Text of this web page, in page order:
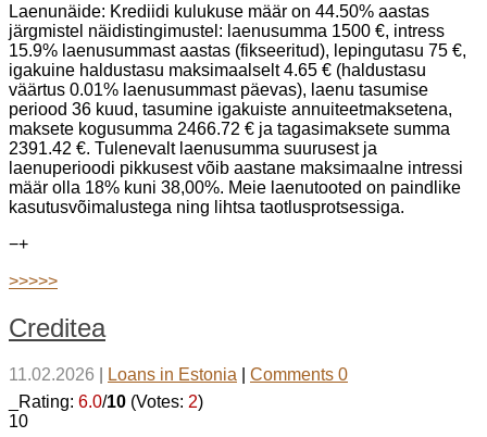
Laenunäide: Krediidi kulukuse määr on 44.50% aastas
järgmistel näidistingimustel: laenusumma 1500 €, intress
15.9% laenusummast aastas (fikseeritud), lepingutasu 75 €,
igakuine haldustasu maksimaalselt 4.65 € (haldustasu
väärtus 0.01% laenusummast päevas), laenu tasumise
periood 36 kuud, tasumine igakuiste annuiteetmaksetena,
maksete kogusumma 2466.72 € ja tagasimaksete summa
2391.42 €. Tulenevalt laenusumma suurusest ja
laenuperioodi pikkusest võib aastane maksimaalne intressi
määr olla 18% kuni 38,00%. Meie laenutooted on paindlike
kasutusvõimalustega ning lihtsa taotlusprotsessiga.
−+
>>>>>
Creditea
11.02.2026 Loans in Estonia
Comments 0
_Rating: 6.0/10 (Votes: 2)
10